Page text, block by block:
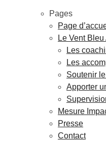
Pages
Page
Le Vent
Les
Les
Soutenir
Apporter
Mesure
Presse
Contact